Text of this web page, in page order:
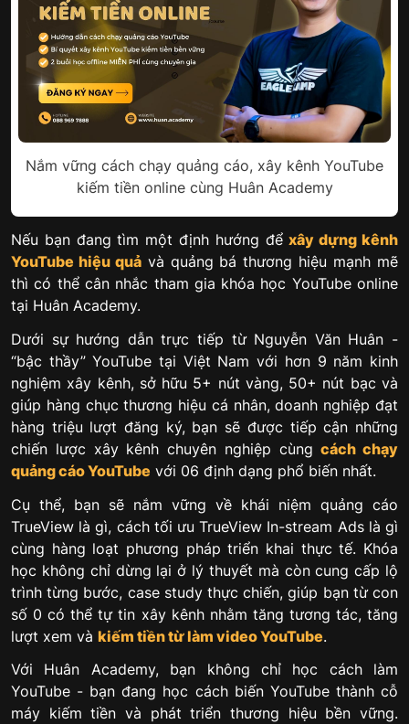
Nắm vững cách chạy quảng cáo, xây kênh YouTube
kiếm tiền online cùng Huân Academy
Nếu bạn đang tìm một định hướng đểxây dựng kênh
YouTube hiệu quảvà quảng bá thương hiệu mạnh mẽ
thì có thể cân nhắc tham gia khóa học YouTube online
tại Huân Academy.
Dưới sự hướng dẫn trực tiếp từ Nguyễn Văn Huân -
“bậc thầy” YouTube tại Việt Nam với hơn 9 năm kinh
nghiệm xây kênh, sở hữu 5+ nút vàng, 50+ nút bạc và
giúp hàng chục thương hiệu cá nhân, doanh nghiệp đạt
hàng triệu lượt đăng ký, bạn sẽ được tiếp cận những
chiến lược xây kênh chuyên nghiệp cùngcách chạy
quảng cáo YouTube với 06 định dạng phổ biến nhất.
Cụ thể, bạn sẽ nắm vững về khái niệm quảng cáo
TrueView là gì, cách tối ưu TrueView In-stream Ads là gì
cùng hàng loạt phương pháp triển khai thực tế. Khóa
học không chỉ dừng lại ở lý thuyết mà còn cung cấp lộ
trình từng bước, case study thực chiến, giúp bạn từ con
số 0 có thể tự tin xây kênh nhằm tăng tương tác, tăng
lượt xem và kiếm tiền từ làm video YouTube.
Với Huân Academy, bạn không chỉ học cách làm
YouTube - bạn đang học cách biến YouTube thành cỗ
máy kiếm tiền và phát triển thương hiệu bền vững.